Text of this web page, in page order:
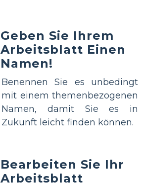
Geben Sie Ihrem
Arbeitsblatt Einen
Namen!
Benennen Sie es unbedingt
mit einem themenbezogenen
Namen, damit Sie es in
Zukunft leicht finden können.
Bearbeiten Sie Ihr
Arbeitsblatt